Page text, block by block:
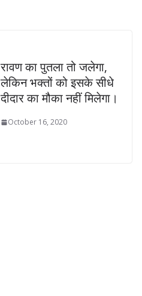
रावण का पुतला तो जलेगा,
लेकिन भक्तों को इसके सीधे
दीदार का मौका नहीं मिलेगा।
October 16, 2020